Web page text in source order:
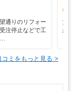
通りのリフォー
注停止などで工
…
大
か
コミをもっと見る >